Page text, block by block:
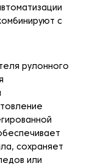
с
рулонного
сохраняет
или